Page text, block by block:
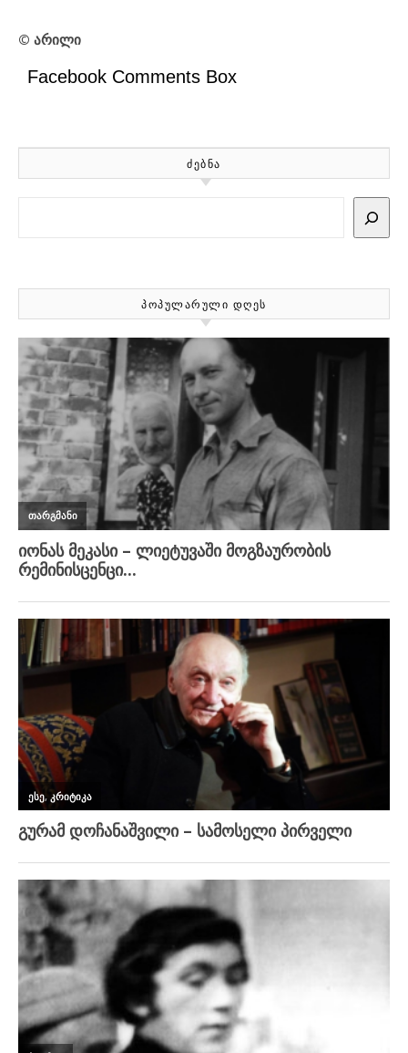
© არილი
Facebook Comments Box
ᲫᲔᲑᲜᲐ
ᲞᲝᲞᲣᲚᲐᲠᲣᲚᲘ ᲓᲦᲔᲡ